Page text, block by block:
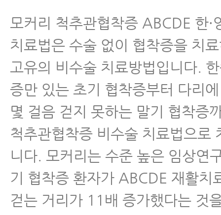
모커리 척추관협착증 ABCDE 한·
치료법은 수술 없이 협착증을 치
고유의 비수술 치료방법입니다.
증만 있는 초기 협착증부터 다리
몇 걸음 걷지 못하는 말기 협착증
척추관협착증 비수술 치료법으로
니다. 모커리는 수준 높은 임상연
기 협착증 환자가 ABCDE 재활치
걷는 거리가 11배 증가했다는 것